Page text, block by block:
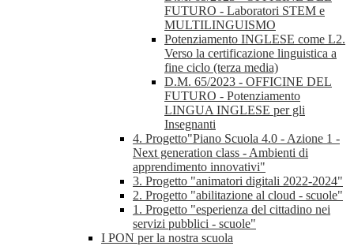
FUTURO - Laboratori STEM e
MULTILINGUISMO
Potenziamento INGLESE come L2.
Verso la certificazione linguistica a
fine ciclo (terza media)
D.M. 65/2023 - OFFICINE DEL
FUTURO - Potenziamento
LINGUA INGLESE per gli
Insegnanti
4. Progetto"Piano Scuola 4.0 - Azione 1 -
Next generation class - Ambienti di
apprendimento innovativi"
3. Progetto "animatori digitali 2022-2024"
2. Progetto "abilitazione al cloud - scuole"
1. Progetto "esperienza del cittadino nei
servizi pubblici - scuole"
I PON per la nostra scuola